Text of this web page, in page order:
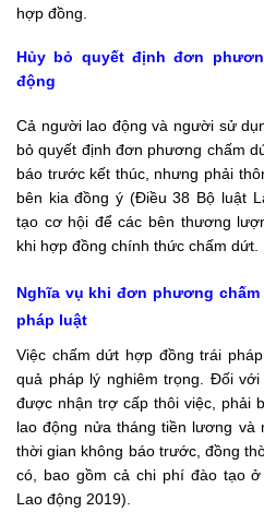
hợp đồng.
Hủy bỏ quyết định đơn
động
Cả người lao động và người sử
bỏ quyết định đơn phương chấm
báo trước kết thúc, nhưng phải
bên kia đồng ý (Điều 38 Bộ luật
tạo cơ hội để các bên thương
khi hợp đồng chính thức chấm dứt.
Nghĩa vụ khi đơn phương
pháp luật
Việc chấm dứt hợp đồng trái
quả pháp lý nghiêm trọng. Đối
được nhận trợ cấp thôi việc, phải
lao động nửa tháng tiền lương
thời gian không báo trước, đồng
có, bao gồm cả chi phí đào tạo
Lao động 2019).